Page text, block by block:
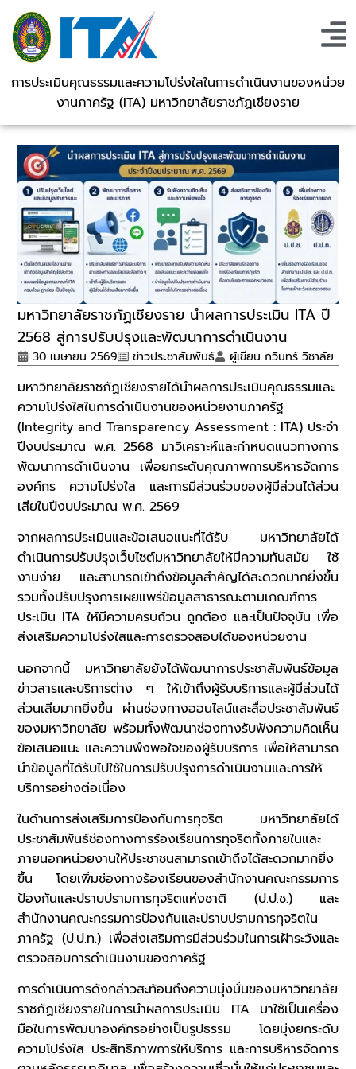
การประเมินคุณธรรมและความโปร่งใสในการดำเนินงานของหน่วย
งานภาครัฐ (ITA) มหาวิทยาลัยราชภัฏเชียงราย
มหาวิทยาลัยราชภัฏเชียงราย นำผลการประเมิน ITA ปี
2568 สู่การปรับปรุงและพัฒนาการดำเนินงาน
30 เมษายน 2569 ข่าวประชาสัมพันธ์ ผู้เขียน กวินทร์ วิชาลัย
มหาวิทยาลัยราชภัฏเชียงรายได้นำผลการประเมินคุณธรรมและ
ความโปร่งใสในการดำเนินงานของหน่วยงานภาครัฐ
(Integrity and Transparency Assessment : ITA) ประจำ
ปีงบประมาณ พ.ศ. 2568 มาวิเคราะห์และกำหนดแนวทางการ
พัฒนาการดำเนินงาน เพื่อยกระดับคุณภาพการบริหารจัดการ
องค์กร ความโปร่งใส และการมีส่วนร่วมของผู้มีส่วนได้ส่วน
เสียในปีงบประมาณ พ.ศ. 2569
จากผลการประเมินและข้อเสนอแนะที่ได้รับ มหาวิทยาลัยได้
ดำเนินการปรับปรุงเว็บไซต์มหาวิทยาลัยให้มีความทันสมัย ใช้
งานง่าย และสามารถเข้าถึงข้อมูลสำคัญได้สะดวกมากยิ่งขึ้น
รวมทั้งปรับปรุงการเผยแพร่ข้อมูลสาธารณะตามเกณฑ์การ
ประเมิน ITA ให้มีความครบถ้วน ถูกต้อง และเป็นปัจจุบัน เพื่อ
ส่งเสริมความโปร่งใสและการตรวจสอบได้ของหน่วยงาน
นอกจากนี้ มหาวิทยาลัยยังได้พัฒนาการประชาสัมพันธ์ข้อมูล
ข่าวสารและบริการต่าง ๆ ให้เข้าถึงผู้รับบริการและผู้มีส่วนได้
ส่วนเสียมากยิ่งขึ้น ผ่านช่องทางออนไลน์และสื่อประชาสัมพันธ์
ของมหาวิทยาลัย พร้อมทั้งพัฒนาช่องทางรับฟังความคิดเห็น
ข้อเสนอแนะ และความพึงพอใจของผู้รับบริการ เพื่อให้สามารถ
นำข้อมูลที่ได้รับไปใช้ในการปรับปรุงการดำเนินงานและการให้
บริการอย่างต่อเนื่อง
ในด้านการส่งเสริมการป้องกันการทุจริต มหาวิทยาลัยได้
ประชาสัมพันธ์ช่องทางการร้องเรียนการทุจริตทั้งภายในและ
ภายนอกหน่วยงานให้ประชาชนสามารถเข้าถึงได้สะดวกมากยิ่ง
ขึ้น โดยเพิ่มช่องทางร้องเรียนของสำนักงานคณะกรรมการ
ป้องกันและปราบปรามการทุจริตแห่งชาติ (ป.ป.ช.) และ
สำนักงานคณะกรรมการป้องกันและปราบปรามการทุจริตใน
ภาครัฐ (ป.ป.ท.) เพื่อส่งเสริมการมีส่วนร่วมในการเฝ้าระวังและ
ตรวจสอบการดำเนินงานของภาครัฐ
การดำเนินการดังกล่าวสะท้อนถึงความมุ่งมั่นของมหาวิทยาลัย
ราชภัฏเชียงรายในการนำผลการประเมิน ITA มาใช้เป็นเครื่อง
มือในการพัฒนาองค์กรอย่างเป็นรูปธรรม โดยมุ่งยกระดับ
ความโปร่งใส ประสิทธิภาพการให้บริการ และการบริหารจัดการ